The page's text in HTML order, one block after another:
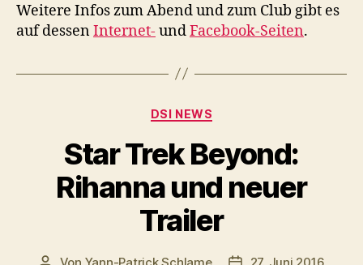
Weitere Infos zum Abend und zum Club gibt es
auf dessenInternet-undFacebook-Seiten.
Kategorien
DSI NEWS
Star Trek Beyond:
Rihanna und neuer
Trailer